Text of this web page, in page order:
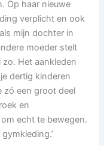
Op haar nieuwe
verplicht en ook
mijn dochter in
moeder stelt
zo. Het aankleden
dertig kinderen
zó een groot deel
en
echt te bewegen.